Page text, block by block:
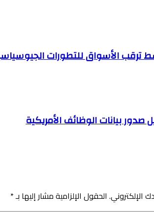
ترقب الأسواق للتطورات
صدور بيانات الوظائف الأمريكية
الإلكتروني. الحقول الإلزامية مشار إليها بـ*